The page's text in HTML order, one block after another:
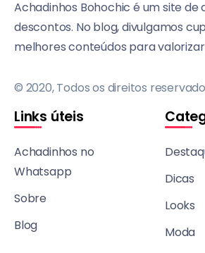
Achadinhos Bohochic é um site de
descontos. No blog, divulgamos
melhores conteúdos para valorizar
© 2020, Todos os direitos
Links úteis
Achadinhos no
Whatsapp
Sobre
Blog
Dicas
Looks
Moda